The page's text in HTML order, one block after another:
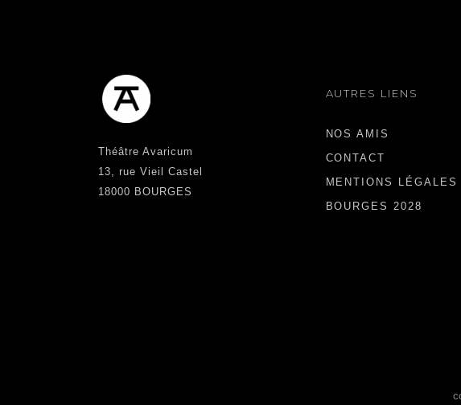
Théâtre Avaricum
13, rue Vieil Castel
18000 BOURGES
AUTRES LIENS
NOS AMIS
CONTACT
MENTIONS LÉGALES
BOURGES 2028